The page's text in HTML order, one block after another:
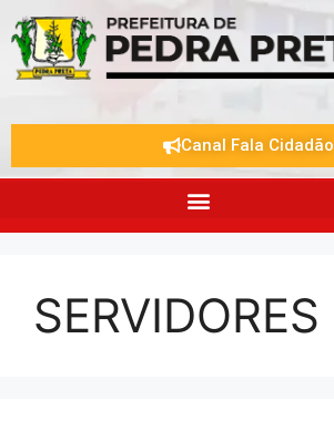
Canal Fala Cidadão
SERVIDORES